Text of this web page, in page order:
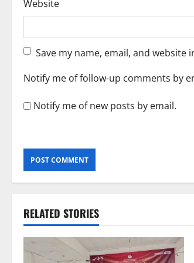
Website
Save my name, email, and
Notify me of follow-up comments by
Notify me of new posts by email.
RELATED STORIES